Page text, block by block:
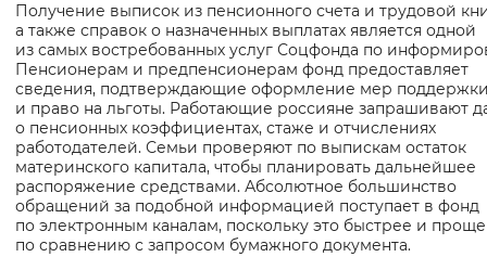
Звуковой ассистент
Воспроизвести Остановить
Вернуть стандартные настройки
Получение выписок из пенсионного счета и трудовой
а также справок о назначенных выплатах является одной
из самых востребованных услуг Соцфонда по
Пенсионерам и предпенсионерам фонд предоставляет
сведения, подтверждающие оформление мер
и право на льготы. Работающие россияне запрашивают
о пенсионных коэффициентах, стаже и отчислениях
работодателей. Семьи проверяют по выпискам остаток
материнского капитала, чтобы планировать дальнейшее
распоряжение средствами. Абсолютное большинство
обращений за подобной информацией поступает в фонд
по электронным каналам, поскольку это быстрее и проще
по сравнению с запросом бумажного документа.